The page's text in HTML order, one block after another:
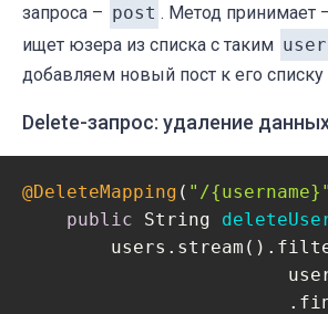
запроса – post . Метод принимает
ищет юзера из списка с таким
добавляем новый пост к его списку
Delete-запрос: удаление
@DeleteMapping ( "/{username}"
public String